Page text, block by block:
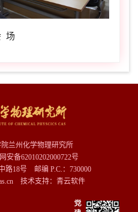
场
兰州化学物理研究所
安备62010202000722号
路18号 邮编 P.C.：730000
技术支持： 青云软件